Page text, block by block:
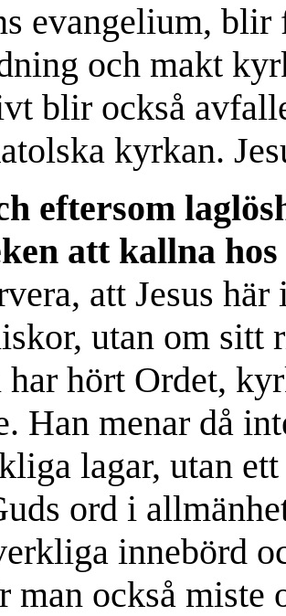
evangelium,
och makt
blir också
kyrkan.
eftersom
att kallna hos
att Jesus
utan om sitt
har hört Ordet,
Han menar då
lagar, utan
ord i
innebörd
man också miste